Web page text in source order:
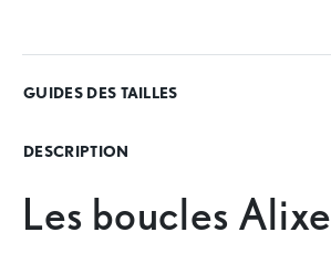
GUIDES DES TAILLES
DESCRIPTION
Les boucles Alixe